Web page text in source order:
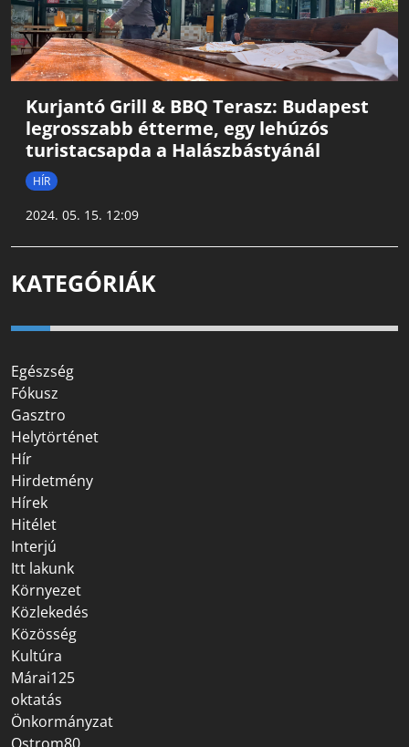
Kurjantó Grill & BBQ Terasz: Budapest
legrosszabb étterme, egy lehúzós
turistacsapda a Halászbástyánál
HÍR
2024. 05. 15. 12:09
KATEGÓRIÁK
Egészség
Fókusz
Gasztro
Helytörténet
Hír
Hirdetmény
Hírek
Hitélet
Interjú
Itt lakunk
Környezet
Közlekedés
Közösség
Kultúra
Márai125
oktatás
Önkormányzat